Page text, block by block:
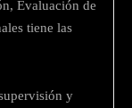
Evaluación de
tiene las
y